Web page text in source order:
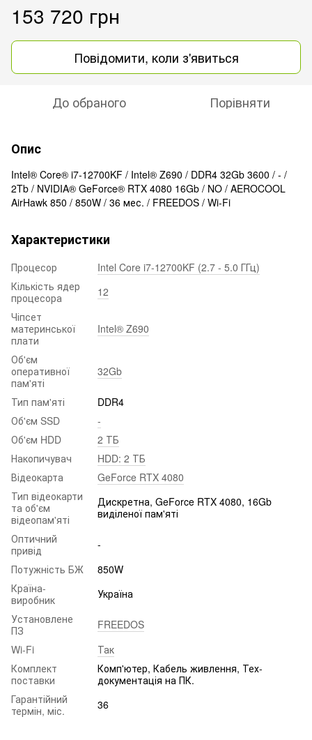
153 720 грн
Повідомити, коли з'явиться
До обраного Порівняти
Опис
Intel® Core® i7-12700KF / Intel® Z690 / DDR4 32Gb 3600 / - /
2Tb / NVIDIA® GeForce® RTX 4080 16Gb / NO / AEROCOOL
AirHawk 850 / 850W / 36 мес. / FREEDOS / Wi-Fi
Характеристики
Процесор
Intel Core i7-12700KF (2.7 - 5.0 ГГц)
Кількість ядер
процесора
12
Чіпсет
материнської
плати
Intel® Z690
Об'єм
оперативної
пам'яті
32Gb
Тип пам'яті
DDR4
Об'єм SSD
-
Об'єм HDD
2 ТБ
Накопичувач
HDD: 2 ТБ
Відеокарта
GeForce RTX 4080
Тип відеокарти
та об'єм
відеопам'яті
Дискретна, GeForce RTX 4080, 16Gb
виділеної пам'яті
Оптичний
привід
-
Потужність БЖ
850W
Країна-
виробник
Україна
Установлене
ПЗ
FREEDOS
Wi-Fi
Так
Комплект
поставки
Комп'ютер, Кабель живлення, Тех-
документація на ПК.
Гарантійний
термін, міс.
36